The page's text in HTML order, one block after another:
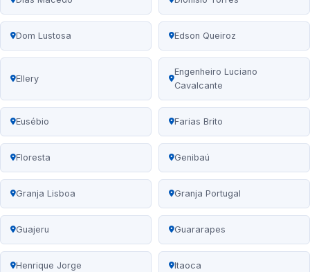
Dom Lustosa Edson Queiroz
Ellery
Engenheiro Luciano
Cavalcante
Eusébio Farias Brito
Floresta Genibaú
Granja Lisboa Granja Portugal
Guajeru Guararapes
Henrique Jorge Itaoca